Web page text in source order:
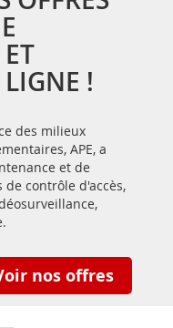
!
des milieux
APE, a
et de
contrôle d'accès,
nos offres